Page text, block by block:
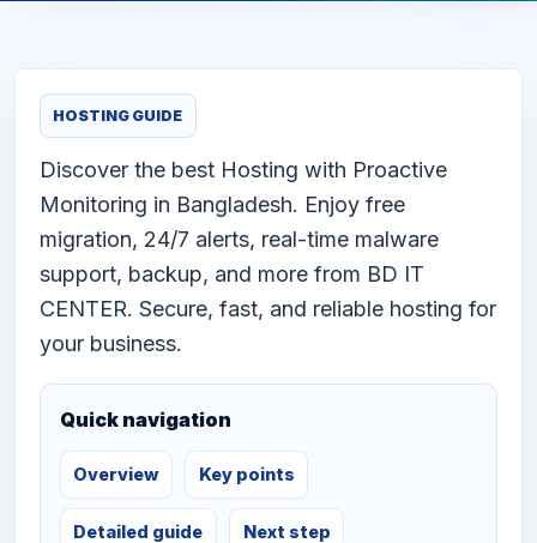
HOSTING GUIDE
Discover the best Hosting with Proactive
Monitoring in Bangladesh. Enjoy free
migration, 24/7 alerts, real-time malware
support, backup, and more from BD IT
CENTER. Secure, fast, and reliable hosting for
your business.
Quick navigation
Overview Key points
Detailed guide Next step